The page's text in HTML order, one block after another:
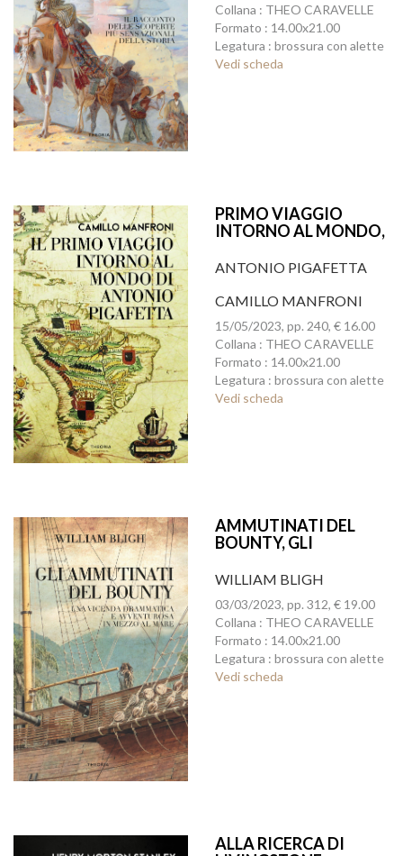
Collana : THEO CARAVELLE
Formato : 14.00x21.00
Legatura : brossura con alette
Vedi scheda
PRIMO VIAGGIO
INTORNO AL MONDO,
ANTONIO PIGAFETTA
CAMILLO MANFRONI
15/05/2023, pp. 240, € 16.00
Collana : THEO CARAVELLE
Formato : 14.00x21.00
Legatura : brossura con alette
Vedi scheda
AMMUTINATI DEL
BOUNTY, GLI
WILLIAM BLIGH
03/03/2023, pp. 312, € 19.00
Collana : THEO CARAVELLE
Formato : 14.00x21.00
Legatura : brossura con alette
Vedi scheda
ALLA RICERCA DI